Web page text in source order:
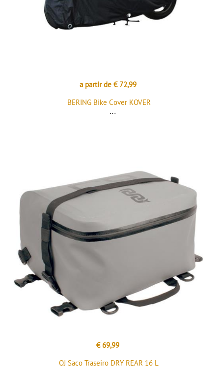
a partir de € 72,99
BERING Bike Cover KOVER
€ 69,99
OJ Saco Traseiro DRY REAR 16 L